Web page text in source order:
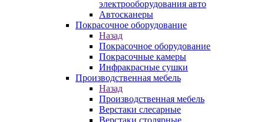
электрооборудования авто
Автосканеры
Покрасочное оборудование
Назад
Покрасочное оборудование
Покрасочные камеры
Инфракрасные сушки
Производственная мебель
Назад
Производственная мебель
Верстаки слесарные
Верстаки столярные